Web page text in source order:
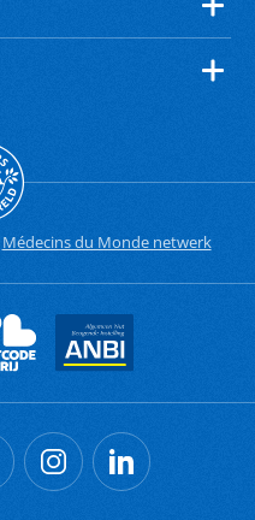
Médecins du Monde netwerk